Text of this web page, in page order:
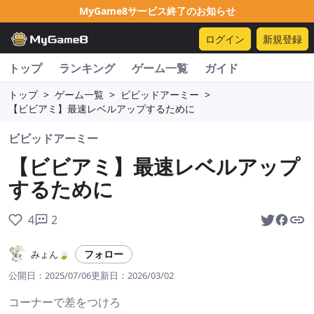
MyGame8サービス終了のお知らせ
ログイン 新規登録
トップ ランキング ゲーム一覧 ガイド
トップ > ゲーム一覧 > ビビッドアーミー >
【ビビアミ】最速レベルアップするために
ビビッドアーミー
【ビビアミ】最速レベルアップ
するために
4 2
みょん🍃 フォロー
公開日： 2025/07/06更新日： 2026/03/02
コーナーで差をつけろ